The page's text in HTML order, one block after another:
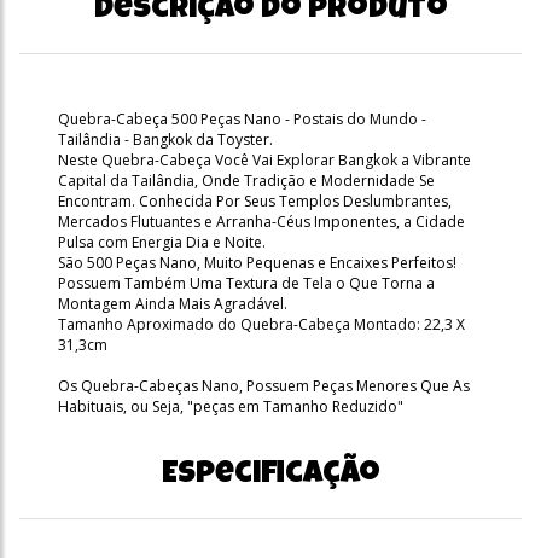
Descrição do produto
Quebra-Cabeça 500 Peças Nano - Postais do Mundo -
Tailândia - Bangkok da Toyster.
Neste Quebra-Cabeça Você Vai Explorar Bangkok a Vibrante
Capital da Tailândia, Onde Tradição e Modernidade Se
Encontram. Conhecida Por Seus Templos Deslumbrantes,
Mercados Flutuantes e Arranha-Céus Imponentes, a Cidade
Pulsa com Energia Dia e Noite.
São 500 Peças Nano, Muito Pequenas e Encaixes Perfeitos!
Possuem Também Uma Textura de Tela o Que Torna a
Montagem Ainda Mais Agradável.
Tamanho Aproximado do Quebra-Cabeça Montado: 22,3 X
31,3cm
Os Quebra-Cabeças Nano, Possuem Peças Menores Que As
Habituais, ou Seja, "peças em Tamanho Reduzido"
Especificação